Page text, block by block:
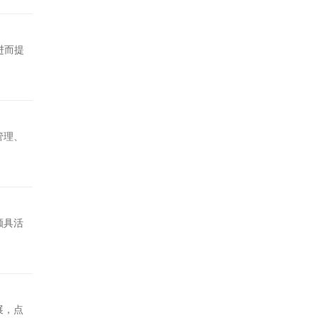
而提
、
具活
，点